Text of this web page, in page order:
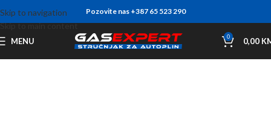
Skip to navigation
Skip to main content
Pozovite nas +387 65 523 290
MENU 0 0,00